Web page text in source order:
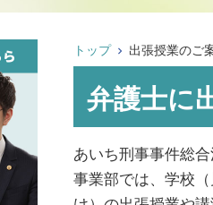
トップ 出張授業のご
弁護士に
あいち刑事事件総
事業部では、学校